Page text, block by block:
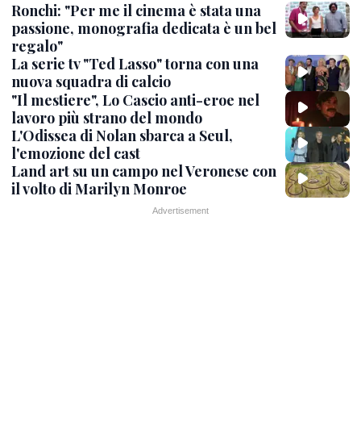
Ronchi: "Per me il cinema è stata una
passione, monografia dedicata è un bel
regalo"
La serie tv "Ted Lasso" torna con una
nuova squadra di calcio
"Il mestiere", Lo Cascio anti-eroe nel
lavoro più strano del mondo
L'Odissea di Nolan sbarca a Seul,
l'emozione del cast
Land art su un campo nel Veronese con
il volto di Marilyn Monroe